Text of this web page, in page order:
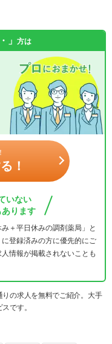
」 方は
！
いない
ります
＋平日休みの調剤薬局」と
登録済みの方に優先的にご
情報が掲載されないことも
の求人を無料でご紹介。大手
です。